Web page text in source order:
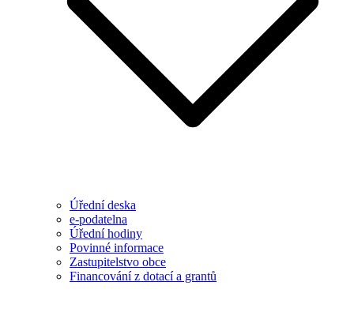
Úřední deska
e-podatelna
Úřední hodiny
Povinné informace
Zastupitelstvo obce
Financování z dotací a grantů